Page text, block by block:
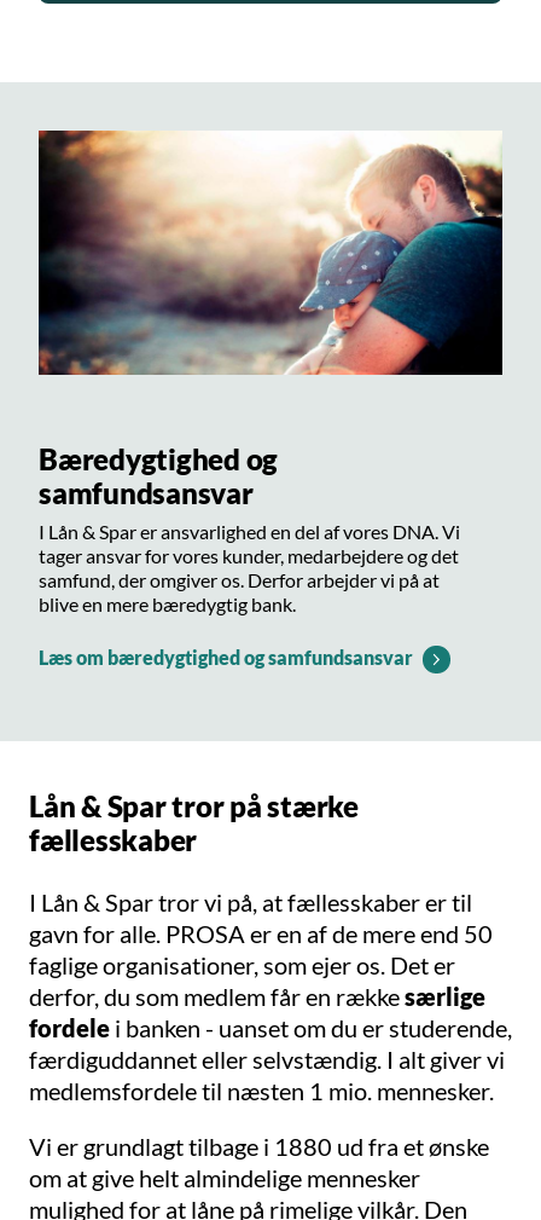
Bæredygtighed og
samfundsansvar
I Lån & Spar er ansvarlighed en del af vores DNA. Vi
tager ansvar for vores kunder, medarbejdere og det
samfund, der omgiver os. Derfor arbejder vi på at
blive en mere bæredygtig bank.
Læs om bæredygtighed og samfundsansvar
Lån & Spar tror på stærke
fællesskaber
I Lån & Spar tror vi på, at fællesskaber er til
gavn for alle. PROSA er en af de mere end 50
faglige organisationer, som ejer os. Det er
derfor, du som medlem får en rækkesærlige
fordele i banken - uanset om du er studerende,
færdiguddannet eller selvstændig. I alt giver vi
medlemsfordele til næsten 1 mio. mennesker.
Vi er grundlagt tilbage i 1880 ud fra et ønske
om at give helt almindelige mennesker
mulighed for at låne på rimelige vilkår. Den